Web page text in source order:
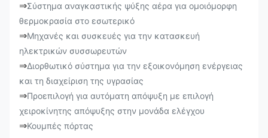
⇒Σύστημα αναγκαστικής ψύξης αέρα για ομοιόμορφη
θερμοκρασία στο εσωτερικό
⇒Μηχανές και συσκευές για την κατασκευή
ηλεκτρικών συσσωρευτών
⇒Διορθωτικό σύστημα για την εξοικονόμηση ενέργειας
και τη διαχείριση της υγρασίας
⇒Προεπιλογή για αυτόματη απόψυξη με επιλογή
χειροκίνητης απόψυξης στην μονάδα ελέγχου
⇒Κουμπές πόρτας